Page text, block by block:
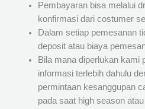
Pembayaran bisa melalui
konfirmasi dari costumer
Dalam setiap pemesanan
deposit atau biaya
Bila mana diperlukan kami
informasi terlebih dahulu
permintaan kesanggupan
pada saat high season